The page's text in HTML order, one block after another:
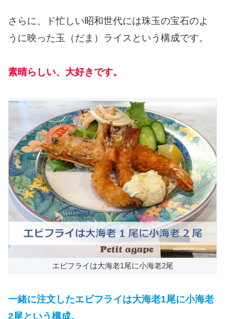
さらに、ド忙しい昭和世代には珠玉の宝石のよ
うに映った玉（だま）ライスという構成です。
素晴らしい、大好きです。
エビフライは大海老1尾に小海老2尾
一緒に注文したエビフライは大海老1尾に小海老
2尾という構成。